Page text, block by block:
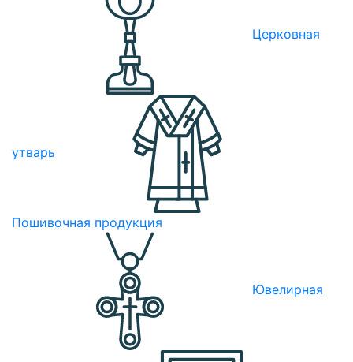
Церковная
утварь
Пошивочная продукция
Ювелирная